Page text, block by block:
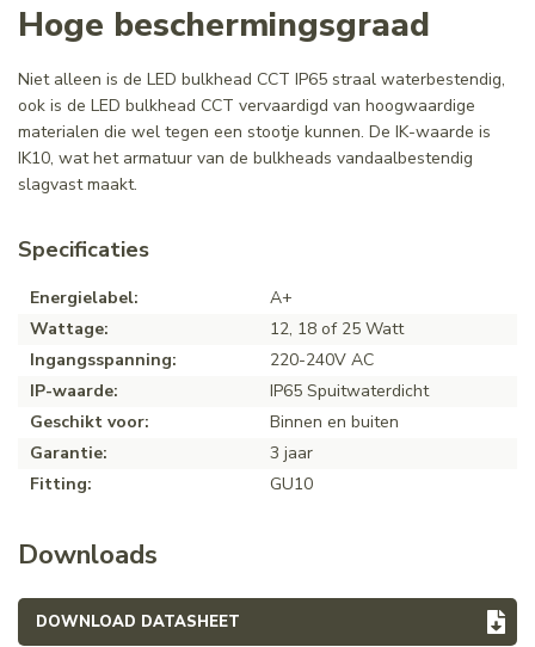
Hoge beschermingsgraad
Niet alleen is de LED bulkhead CCT IP65 straal waterbestendig,
ook is de LED bulkhead CCT vervaardigd van hoogwaardige
materialen die wel tegen een stootje kunnen. De IK-waarde is
IK10, wat het armatuur van de bulkheads vandaalbestendig
slagvast maakt.
Specificaties
Energielabel:
A+
Wattage:
12, 18 of 25 Watt
Ingangsspanning:
220-240V AC
IP-waarde:
IP65 Spuitwaterdicht
Geschikt voor:
Binnen en buiten
Garantie:
3 jaar
Fitting:
GU10
Downloads
DOWNLOAD DATASHEET